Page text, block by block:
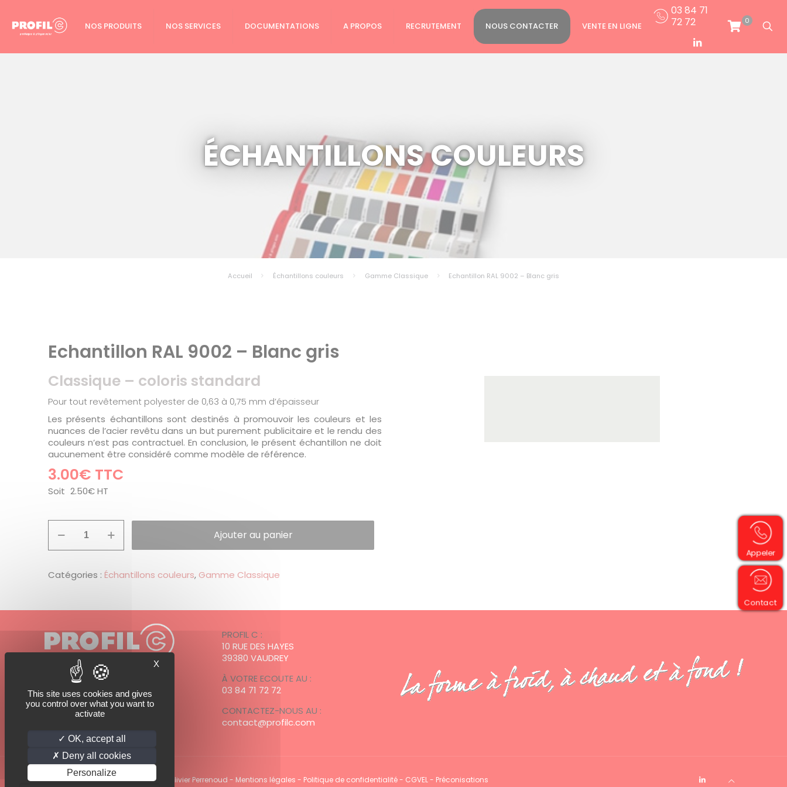
NOS PRODUITS NOS SERVICES DOCUMENTATIONS A PROPOS RECRUTEMENT NOUS CONTACTER VENTE EN LIGNE
03 84 71
72 72
0
ÉCHANTILLONS COULEURS
Accueil Échantillons couleurs Gamme Classique Echantillon RAL 9002 – Blanc gris
Echantillon RAL 9002 – Blanc gris
Classique – coloris standard
Pour tout revêtement polyester de 0,63 à 0,75 mm d’épaisseur
Les présents échantillons sont destinés à promouvoir les couleurs et les
nuances de l’acier revêtu dans un but purement publicitaire et le rendu des
couleurs n’est pas contractuel. En conclusion, le présent échantillon ne doit
aucunement être considéré comme modèle de référence.
3.00€ TTC
Soit 2.50€HT
quantité
de
Echantillon
9002
gris
Ajouter au panier
Catégories : Échantillons couleurs, Gamme Classique
PROFIL C est adhérent à
PROFIL C :
10 RUE DES HAYES
39380 VAUDREY
À VOTRE ECOUTE AU :
03 84 71 72 72
CONTACTEZ-NOUS AU :
contact@profilc.com
© 2022 PROFIL C - Photos PROFIL C / Olivier Perrenoud - Mentions légales - Politique de confidentialité- CGVEL- Préconisations
Appeler
Contact
X
This site uses cookies and gives
you control over what you want to
activate
OK, accept all
Deny all cookies
Personalize